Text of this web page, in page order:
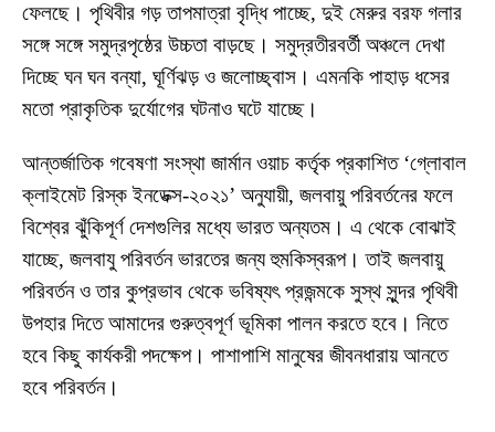
ফেলছে। পৃথিবীর গড় তাপমাত্রা বৃদ্ধি পাচ্ছে, দুই মেরুর বরফ গলার
সঙ্গে সঙ্গে সমুদ্রপৃষ্ঠের উচ্চতা বাড়ছে। সমুদ্রতীরবর্তী অঞ্চলে দেখা
দিচ্ছে ঘন ঘন বন্যা, ঘূর্ণিঝড় ও জলোচ্ছ্বাস। এমনকি পাহাড় ধসের
মতো প্রাকৃতিক দুর্যোগের ঘটনাও ঘটে যাচ্ছে।
আন্তর্জাতিক গবেষণা সংস্থা জার্মান ওয়াচ কর্তৃক প্রকাশিত ‘গ্লোবাল
ক্লাইমেট রিস্ক ইনডেক্স-২০২১’ অনুযায়ী, জলবায়ু পরিবর্তনের ফলে
বিশ্বের ঝুঁকিপূর্ণ দেশগুলির মধ্যে ভারত অন্যতম। এ থেকে বোঝাই
যাচ্ছে, জলবাযু পরিবর্তন ভারতের জন্য হুমকিস্বরূপ। তাই জলবায়ু
পরিবর্তন ও তার কুপ্রভাব থেকে ভবিষ্যৎ প্রজন্মকে সুস্থ সুন্দর পৃথিবী
উপহার দিতে আমাদের গুরুত্বপূর্ণ ভূমিকা পালন করতে হবে। নিতে
হবে কিছু কার্যকরী পদক্ষেপ। পাশাপাশি মানুষের জীবনধারায় আনতে
হবে পরিবর্তন।